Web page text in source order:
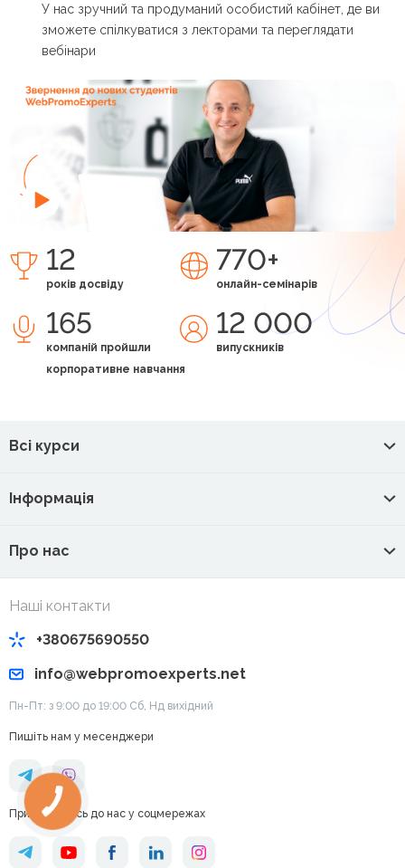
У нас зручний та продуманий особистий кабінет, де ви
зможете спілкуватися з лекторами та переглядати
вебінари
12
років досвіду
770+
онлайн-семінарів
165
компаній пройшли
корпоративне навчання
12 000
випускників
Всі курси
Інформація
Про нас
Наші контакти
+380675690550
info@webpromoexperts.net
Пн-Пт: з 9:00 до 19:00 Cб, Нд вихідний
Пишіть нам у месенджери
Приєднуйтесь до нас у соцмережах